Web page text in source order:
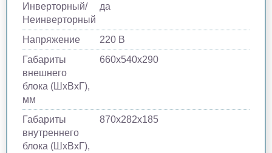
Инверторный/
Неинверторный
да
Напряжение
220 В
Габариты
внешнего
блока (ШхВхГ),
мм
660х540х290
Габариты
внутреннего
блока (ШхВхГ),
870х282х185